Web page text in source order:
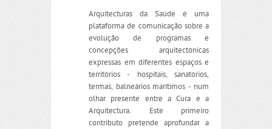
Arquitecturas da Saúde é uma
plataforma de comunicação sobre a
evolução de programas e
concepções arquitectónicas
expressas em diferentes espaços e
territórios - hospitais, sanatórios,
termas, balneários marítimos - num
olhar presente entre a Cura e a
Arquitectura. Este primeiro
contributo pretende aprofundar a